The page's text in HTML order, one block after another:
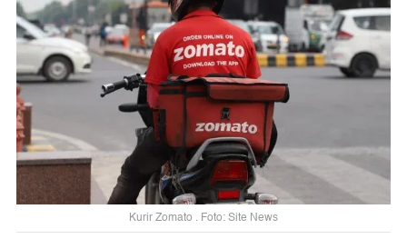
Kurir Zomato . Foto: Site News